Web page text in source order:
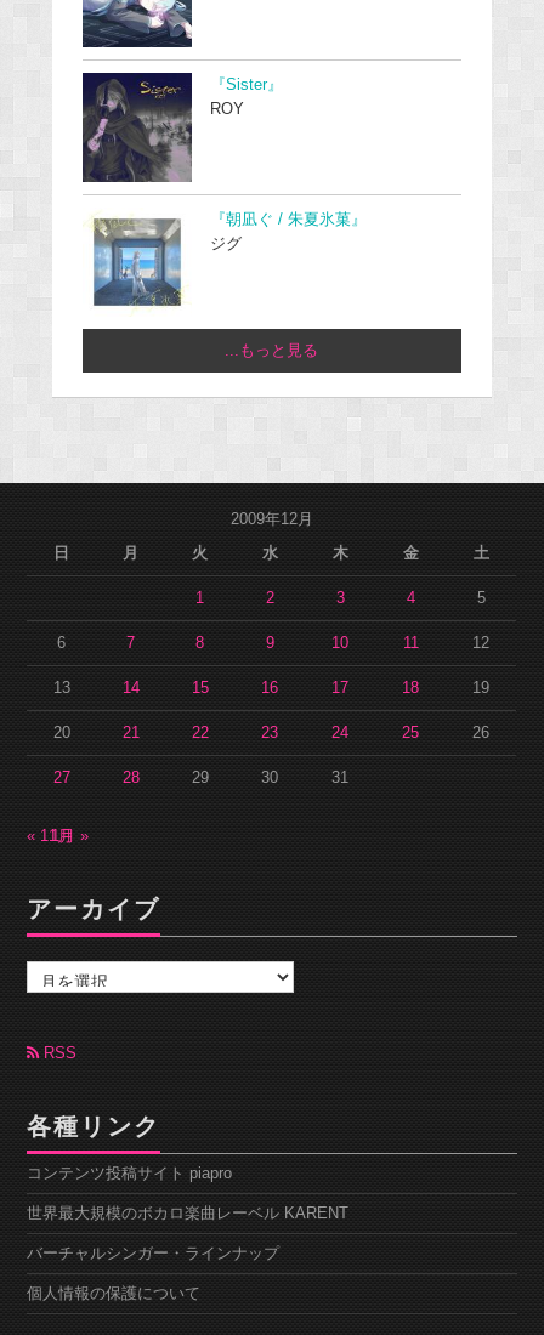
『Sister』
ROY
『朝凪ぐ / 朱夏氷菓』
ジグ
...もっと見る
2009年12月
日
月 火 水 木 金 土
1 2 3 4 5
6 7 8 9 10 11 12
13 14 15 16 17 18 19
20 21 22 23 24 25 26
27 28 29 30 31
« 11月1月 »
アーカイブ
カ
ブ RSS
各種リンク
コンテンツ投稿サイト piapro
世界最大規模のボカロ楽曲レーベル KARENT
バーチャルシンガー・ラインナップ
個人情報の保護について